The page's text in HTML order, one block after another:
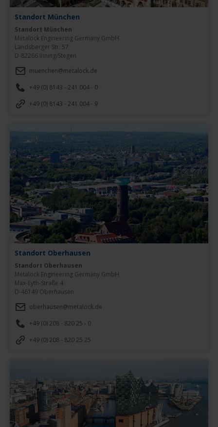
Standort München
Standort München
Metalock Engineering Germany GmbH
Landsberger Str. 57
D-82266 Inning/Stegen
muenchen@metalock.de
+49 (0) 8143 - 241 004 - 0
+49 (0) 8143 - 241 004 - 9
Standort Oberhausen
Standort Oberhausen
Metalock Engineering Germany GmbH
Max-Eyth-Straße 4
D-46149 Oberhausen
oberhausen@metalock.de
+49 (0) 208 - 820 25 - 0
+49 (0) 208 - 820 25 25